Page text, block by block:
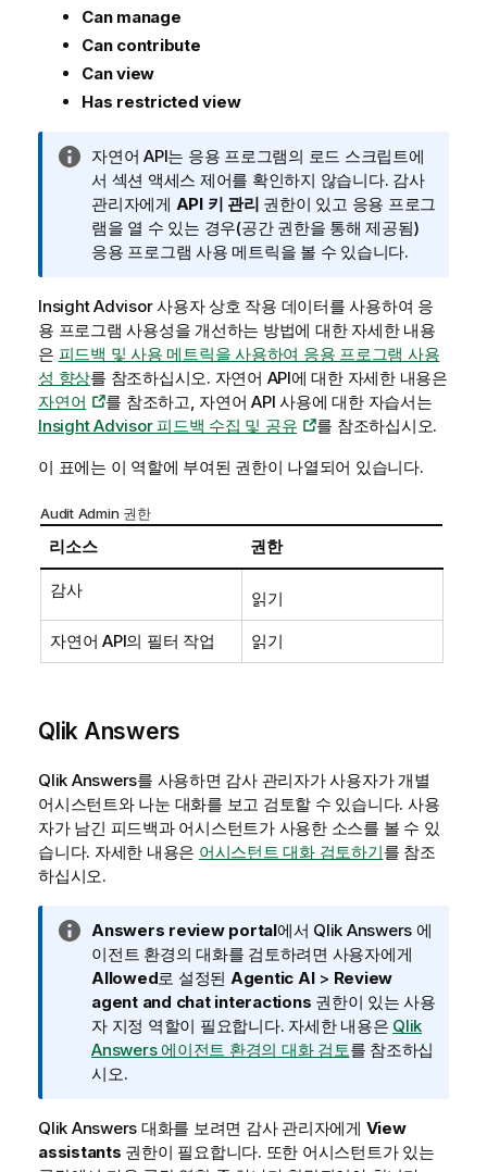
Can manage
Can contribute
Can view
Has restricted view
정
보
메
모
자연어 API는 응용 프로그램의 로드 스크립트에
서 섹션 액세스 제어를 확인하지 않습니다. 감사
관리자에게 API 키 관리 권한이 있고 응용 프로그
램을 열 수 있는 경우(공간 권한을 통해 제공됨)
응용 프로그램 사용 메트릭을 볼 수 있습니다.
Insight Advisor사용자 상호 작용 데이터를 사용하여 응
용 프로그램 사용성을 개선하는 방법에 대한 자세한 내용
은 피드백 및 사용 메트릭을 사용하여 응용 프로그램 사용
성 향상를 참조하십시오. 자연어 API에 대한 자세한 내용은
자연어
를 참조하고, 자연어 API 사용에 대한 자습서는
Insight Advisor 피드백 수집 및 공유
를 참조하십시오.
이 표에는 이 역할에 부여된 권한이 나열되어 있습니다.
Audit Admin 권한
리소스 권한
감사 읽기
자연어 API의 필터 작업 읽기
Qlik Answers
Qlik Answers를 사용하면 감사 관리자가 사용자가 개별
어시스턴트와 나눈 대화를 보고 검토할 수 있습니다. 사용
자가 남긴 피드백과 어시스턴트가 사용한 소스를 볼 수 있
습니다. 자세한 내용은 어시스턴트 대화 검토하기를 참조
하십시오.
정
보
메
모
Answers review portal에서 Qlik Answers 에
이전트 환경의 대화를 검토하려면 사용자에게
Allowed로 설정된 Agentic AI> Review
agent and chat interactions 권한이 있는 사용
자 지정 역할이 필요합니다. 자세한 내용은 Qlik
Answers 에이전트 환경의 대화 검토를 참조하십
시오.
Qlik Answers 대화를 보려면 감사 관리자에게 View
assistants 권한이 필요합니다. 또한 어시스턴트가 있는